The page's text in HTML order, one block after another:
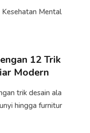
Kesehatan Mental
12 Trik
Modern
trik desain ala
hingga furnitur